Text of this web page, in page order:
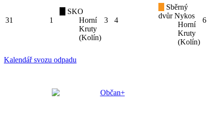
31 1
SKO
Horní
Kruty
(Kolín)
3 4
Sběrný
dvůr Nykos
Horní
Kruty
(Kolín)
6
Kalendář svozu odpadu